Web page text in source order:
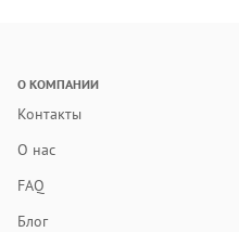
О КОМПАНИИ
Контакты
О нас
FAQ
Блог